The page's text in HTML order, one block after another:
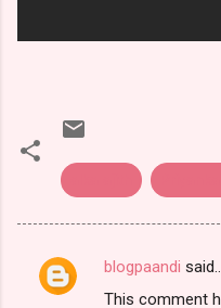
C
blogpaandi said…
This comment